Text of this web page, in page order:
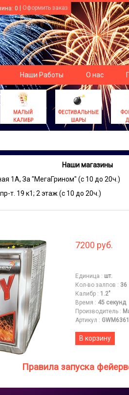
0 Оформить заказ
Наши Работы О нас
МАЛЫЙ
КАЛИБР
ФЕСТИВАЛЬНЫЕ
ШАРЫ
Наши магазины
1А, За "МегаГрином" (с 10 до 20ч.)
т. 19 к1; 2 этаж (с 10 до 20ч.)
7200 руб.
Единица : шт.
Кол-во залпов : 36
Калибр: 1.2"
Время : 45 секунд
Производитель:
Артикул :
В корзину
Правила запуска